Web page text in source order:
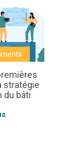
stratégie
du bâti